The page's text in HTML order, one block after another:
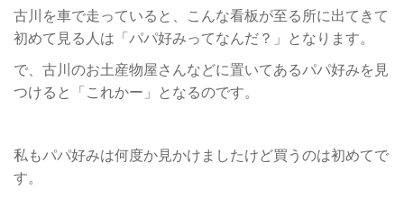
古川を車で走っていると、こんな看板が至る所に出てきて
初めて見る人は「パパ好みってなんだ？」となります。
で、古川のお土産物屋さんなどに置いてあるパパ好みを見
つけると「これかー」となるのです。
私もパパ好みは何度か見かけましたけど買うのは初めてで
す。